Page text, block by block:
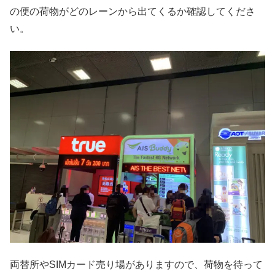
の便の荷物がどのレーンから出てくるか確認してくださ
い。
両替所やSIMカード売り場がありますので、荷物を待って